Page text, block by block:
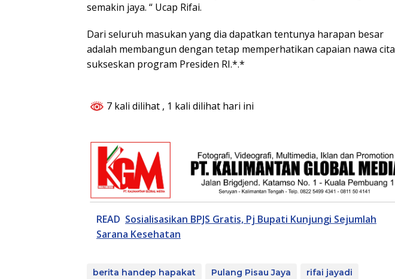
semakin jaya. “ Ucap Rifai.
Dari seluruh masukan yang dia dapatkan tentunya harapan besar
adalah membangun dengan tetap memperhatikan capaian nawa cita
sukseskan program Presiden RI.*.*
7 kali dilihat , 1 kali dilihat hari ini
READ Sosialisasikan BPJS Gratis, Pj Bupati Kunjungi Sejumlah
Sarana Kesehatan
berita handep hapakat Pulang Pisau Jaya rifai jayadi